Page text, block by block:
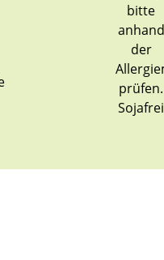
Sojafrei